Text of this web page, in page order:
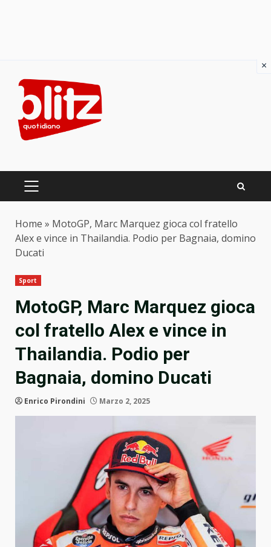
content
PRIMARY
Home » MotoGP, Marc Marquez gioca col fratello
Alex e vince in Thailandia. Podio per Bagnaia, domino
Ducati
Sport
MotoGP, Marc Marquez gioca
col fratello Alex e vince in
Thailandia. Podio per
Bagnaia, domino Ducati
Enrico Pirondini Marzo 2, 2025
×